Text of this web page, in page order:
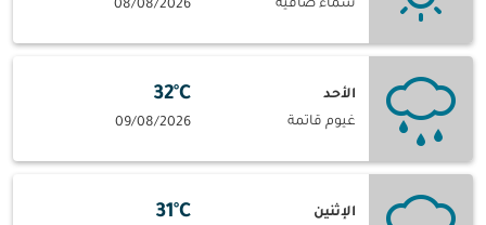
سماء صافية 08/08/2026
الأحد
غيوم قاتمة
32°C
09/08/2026
الإثنين
31°C